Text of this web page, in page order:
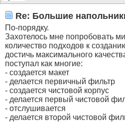
Re: Большие
По-порядку.
Захотелось мне попробовать
количество подходов к
достичь максимального
поступал как многие:
- создается макет
- делается первичный фильтр
- создается чистовой корпус
- делается первый чистовой
- отслушивается
- делается второй чистовой